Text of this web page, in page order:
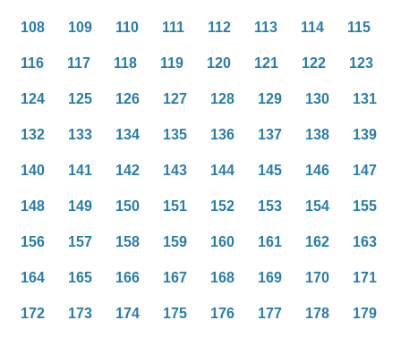
108 109 110 111 112 113 114 115
116 117 118 119 120 121 122 123
124 125 126 127 128 129 130 131
132 133 134 135 136 137 138 139
140 141 142 143 144 145 146 147
148 149 150 151 152 153 154 155
156 157 158 159 160 161 162 163
164 165 166 167 168 169 170 171
172 173 174 175 176 177 178 179